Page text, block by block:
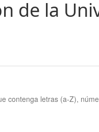
de la
contenga letras (a-Z),